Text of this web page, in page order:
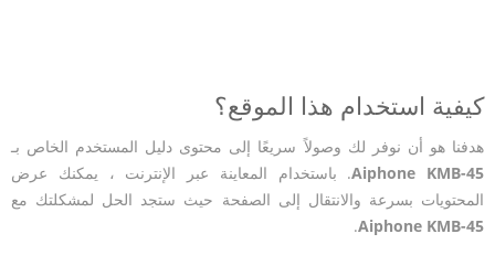
كيفية استخدام هذا الموقع؟
هدفنا هو أن نوفر لك وصولاً سريعًا إلى محتوى دليل المستخدم الخاص بـ
Aiphone KMB-45. باستخدام المعاينة عبر الإنترنت ، يمكنك عرض
المحتويات بسرعة والانتقال إلى الصفحة حيث ستجد الحل لمشكلتك مع
Aiphone KMB-45
.